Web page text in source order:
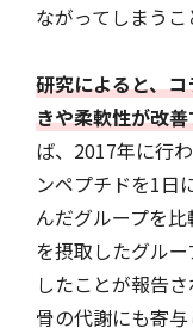
ながってしまうこ
研究によると、
きや柔軟性が改
ば、2017年に行
ンペプチドを1日
んだグループを
を摂取したグル
したことが報告
骨の代謝にも寄